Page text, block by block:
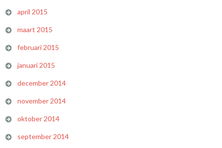
april 2015
maart 2015
februari 2015
januari 2015
december 2014
november 2014
oktober 2014
september 2014